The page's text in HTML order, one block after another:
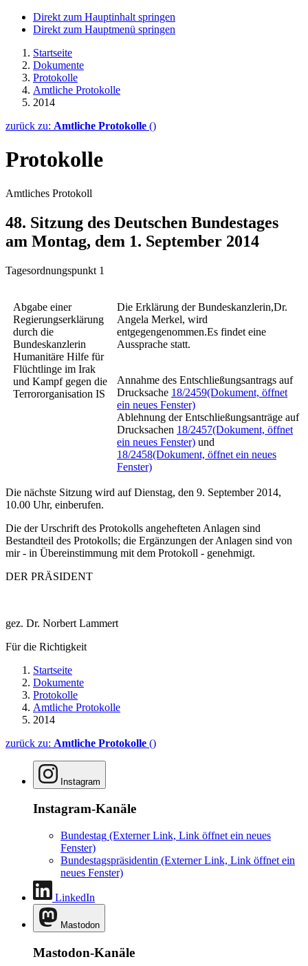
Direkt zum Hauptinhalt springen
Direkt zum Hauptmenü springen
Startseite
Dokumente
Protokolle
Amtliche Protokolle
2014
zurück zu: Amtliche Protokolle ()
Protokolle
Amtliches Protokoll
48. Sitzung des Deutschen Bundestages
am Montag, dem 1. September 2014
Tagesordnungspunkt 1
Abgabe einer
Regierungserklärung
durch die
Bundeskanzlerin
Humanitäre Hilfe für
Flüchtlinge im Irak
und Kampf gegen die
Terrororganisation IS
Die Erklärung der Bundeskanzlerin,Dr.
Angela Merkel, wird
entgegengenommen.Es findet eine
Aussprache statt.
Annahme des Entschließungsantrags auf
Drucksache 18/2459(Dokument, öffnet
ein neues Fenster)
Ablehnung der Entschließungsanträge auf
Drucksachen 18/2457(Dokument, öffnet
ein neues Fenster) und
18/2458(Dokument, öffnet ein neues
Fenster)
Die nächste Sitzung wird auf Dienstag, den 9. September 2014,
10.00 Uhr, einberufen.
Die der Urschrift des Protokolls angehefteten Anlagen sind
Bestandteil des Protokolls; die Ergänzungen der Anlagen sind von
mir - in Übereinstimmung mit dem Protokoll - genehmigt.
DER PRÄSIDENT
gez. Dr. Norbert Lammert
Für die Richtigkeit
Startseite
Dokumente
Protokolle
Amtliche Protokolle
2014
zurück zu: Amtliche Protokolle ()
Instagram
Instagram-Kanäle
Bundestag (Externer Link, Link öffnet ein neues
Fenster)
Bundestagspräsidentin (Externer Link, Link öffnet ein
neues Fenster)
LinkedIn
Mastodon
Mastodon-Kanäle